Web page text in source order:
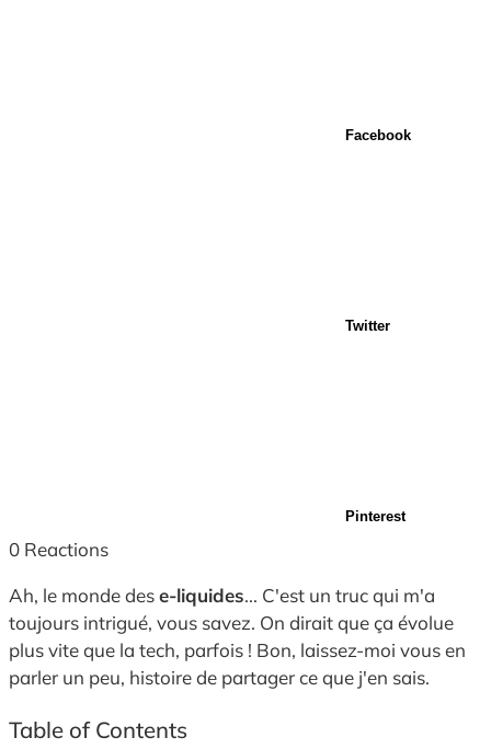
Facebook
Twitter
Pinterest
0 Reactions
Ah, le monde dese-liquides... C'est un truc qui m'a
toujours intrigué, vous savez. On dirait que ça évolue
plus vite que la tech, parfois ! Bon, laissez-moi vous en
parler un peu, histoire de partager ce que j'en sais.
Table of Contents